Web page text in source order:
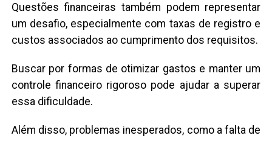
Questões financeiras também podem representar
um desafio, especialmente com taxas de registro e
custos associados ao cumprimento dos requisitos.
Buscar por formas de otimizar gastos e manter um
controle financeiro rigoroso pode ajudar a superar
essa dificuldade.
Além disso, problemas inesperados, como a falta de